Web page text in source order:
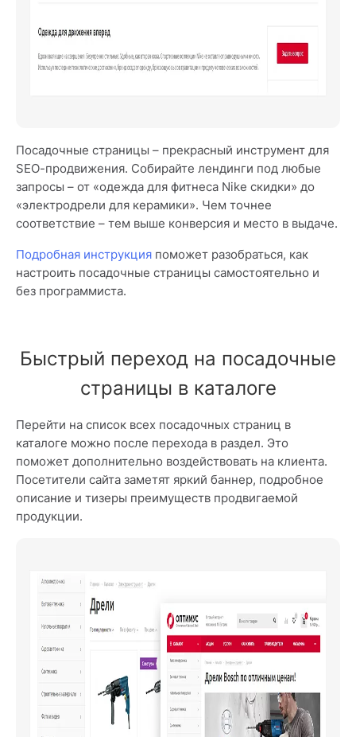
Посадочные страницы – прекрасный инструмент для
SEO-продвижения. Собирайте лендинги под любые
запросы – от «одежда для фитнеса Nike скидки» до
«электродрели для керамики». Чем точнее
соответствие – тем выше конверсия и место в выдаче.
Подробная инструкция поможет разобраться, как
настроить посадочные страницы самостоятельно и
без программиста.
Быстрый переход на посадочные
страницы в каталоге
Перейти на список всех посадочных страниц в
каталоге можно после перехода в раздел. Это
поможет дополнительно воздействовать на клиента.
Посетители сайта заметят яркий баннер, подробное
описание и тизеры преимуществ продвигаемой
продукции.